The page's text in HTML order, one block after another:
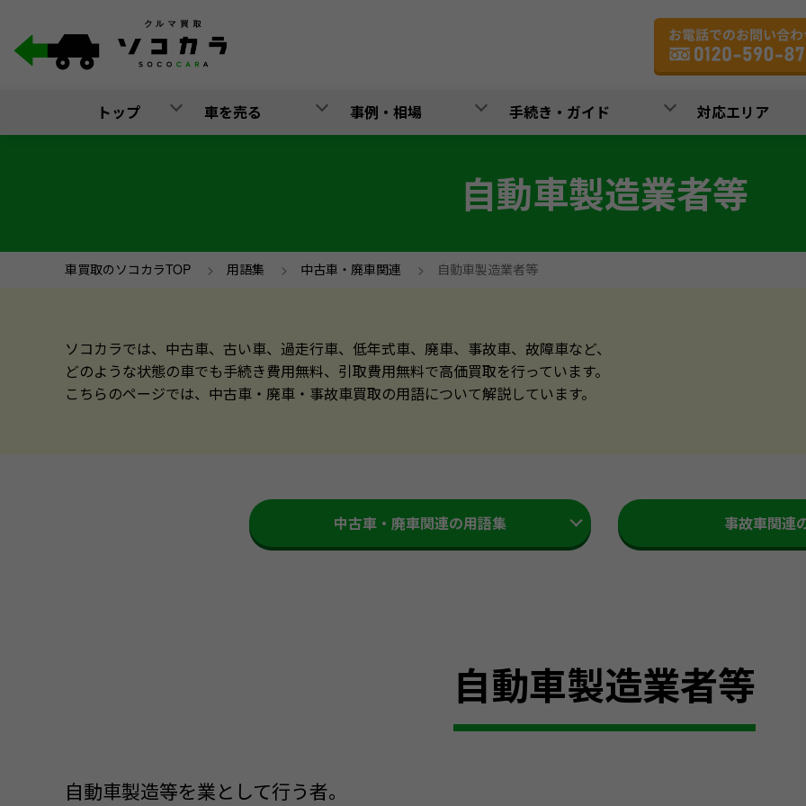
トップ 車を売る 事例・相場 手続き・ガイド 対応エリア
自動車製造業者等
車買取のソコカラTOP > 用語集 > 中古車・廃車関連 > 自動車製造業者等
ソコカラでは、中古車、古い車、過走行車、低年式車、廃車、事故車、故障車など、
どのような状態の車でも手続き費用無料、引取費用無料で高価買取を行っています。
こちらのページでは、中古車・廃車・事故車買取の用語について解説しています。
中古車・廃車関連の用語集 事故車関連
自動車製造業者等
自動車製造等を業として行う者。